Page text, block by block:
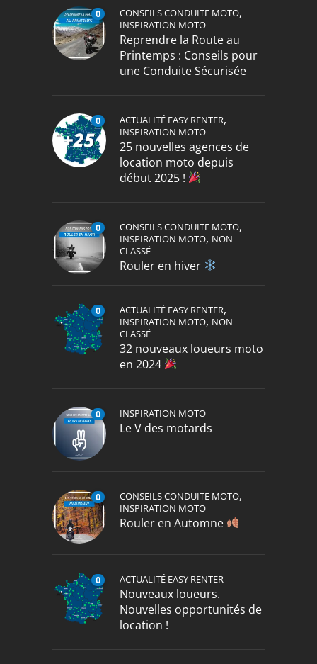
0 CONSEILS CONDUITE MOTO,
INSPIRATION MOTO
Reprendre la Route au
Printemps : Conseils pour
une Conduite Sécurisée
0 ACTUALITÉ EASY RENTER,
INSPIRATION MOTO
25 nouvelles agences de
location moto depuis
début 2025 !
0 CONSEILS CONDUITE MOTO,
INSPIRATION MOTO, NON
CLASSÉ
Rouler en hiver
0 ACTUALITÉ EASY RENTER,
INSPIRATION MOTO, NON
CLASSÉ
32 nouveaux loueurs moto
en 2024
0 INSPIRATION MOTO
Le V des motards
0 CONSEILS CONDUITE MOTO,
INSPIRATION MOTO
Rouler en Automne
0 ACTUALITÉ EASY RENTER
Nouveaux loueurs.
Nouvelles opportunités de
location !